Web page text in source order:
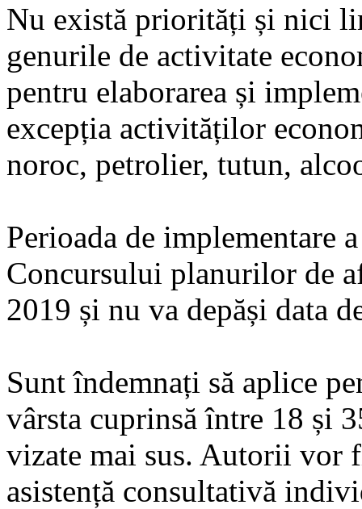
Nu există priorități și nici
genurile de activitate
pentru elaborarea și
excepția activităților
noroc, petrolier, tutun,
Perioada de implementare
Concursului planurilor de
2019 și nu va depăși data
Sunt îndemnați să aplice
vârsta cuprinsă între 18 și
vizate mai sus. Autorii
asistență consultativă